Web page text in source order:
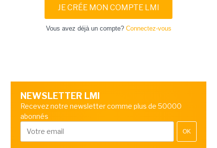
JE CRÉE MON COMPTE LMI
Vous avez déjà un compte? Connectez-vous
NEWSLETTER LMI
Recevez notre newsletter comme plus de 50000
abonnés
OK